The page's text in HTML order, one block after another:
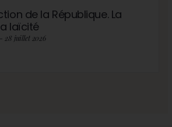
de la République. La
laïcité
par lectures.suzannees - 28 juillet 2026